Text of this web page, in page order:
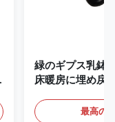
緑のギプス乳鉢
床暖房に埋め戻
最高の